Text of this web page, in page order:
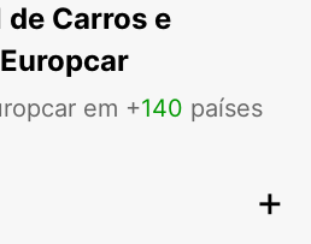
Carros e
em +140 países